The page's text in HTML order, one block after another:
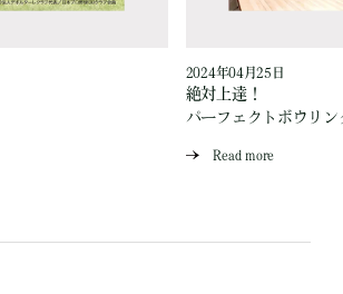
2024年04月25日
絶対上達！
パーフェクトボウリン
Read more